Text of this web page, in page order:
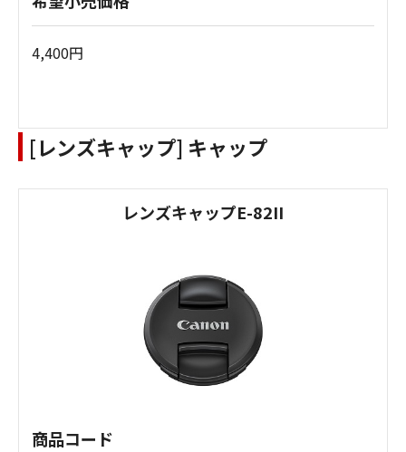
4,400円
[レンズキャップ] キャップ
レンズキャップE-82II
商品コード